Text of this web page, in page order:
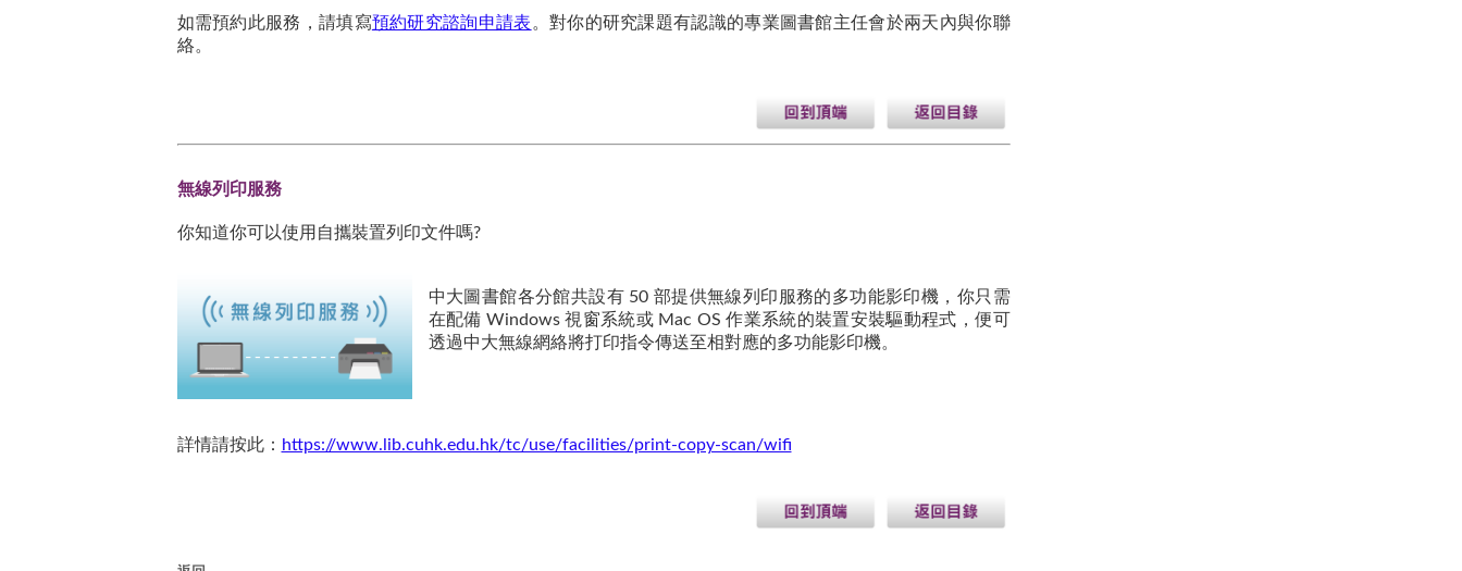
如需預約此服務，請填寫預約研究諮詢申請表 。對你的研究課題有認識的專業圖書館主任會於兩天內與你聯
絡。
無線列印服務
你知道你可以使用自攜裝置列印文件嗎?
中大圖書館各分館共設有 50 部提供無線列印服務的多功能影印機，你只需
在配備 Windows 視窗系統或 Mac OS 作業系統的裝置安裝驅動程式，便可
透過中大無線網絡將打印指令傳送至相對應的多功能影印機。
詳情請按此： https://www.lib.cuhk.edu.hk/tc/use/facilities/print-copy-scan/wifi